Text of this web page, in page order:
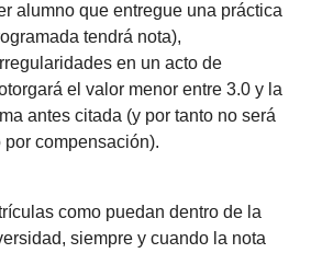
alumno que entregue una práctica
tendrá nota),
en un acto de
el valor menor entre 3.0 y la
antes citada (y por tanto no será
compensación).
como puedan dentro de la
siempre y cuando la nota